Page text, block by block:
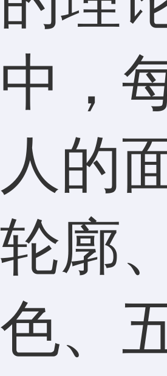
中，
人的
轮廓
色、